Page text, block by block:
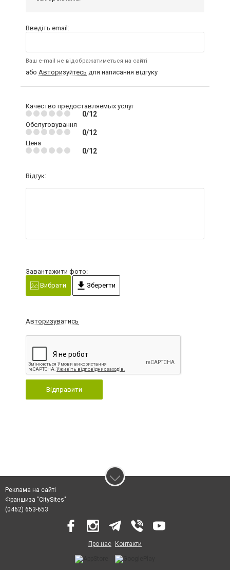
Введіть email:
Ваш e-mail не відображатиметься на сайті
або Авторизуйтесь для написання відгуку
Качество предоставляемых услуг
0/12
Обслуговування
0/12
Цена
0/12
Відгук:
Завантажити фото:
Вибрати
Зберегти
Авторизуватись
Відправити
Реклама на сайті
Франшиза "CitySites"
(0462) 653-653
Про нас Контакти